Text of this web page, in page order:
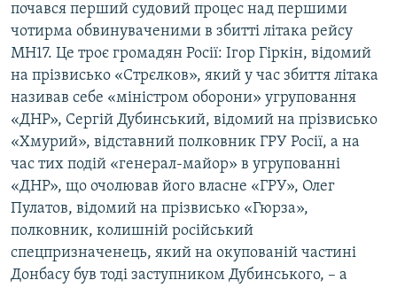
почався перший судовий процес над першими
чотирма обвинуваченими в збитті літака рейсу
MH17. Це троє громадян Росії: Ігор Гіркін, відомий
на прізвисько «Стрєлков», який у час збиття літака
називав себе «міністром оборони» угруповання
«ДНР», Сергій Дубинський, відомий на прізвисько
«Хмурий», відставний полковник ГРУ Росії, а на
час тих подій «генерал-майор» в угрупованні
«ДНР», що очолював його власне «ГРУ», Олег
Пулатов, відомий на прізвисько «Гюрза»,
полковник, колишній російський
спецпризначенець, який на окупованій частині
Донбасу був тоді заступником Дубинського, – а